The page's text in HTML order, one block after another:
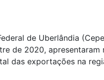
de Uberlândia
de 2020, apresentaram
das exportações na